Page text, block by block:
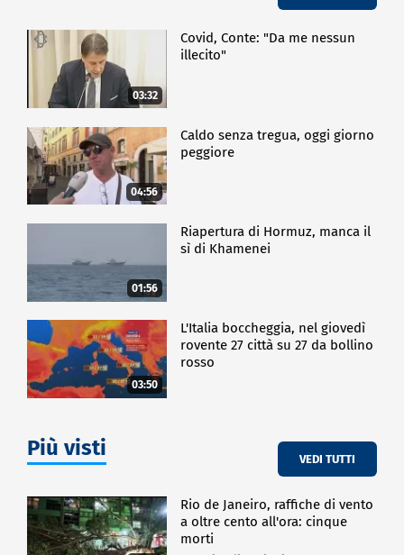
03:32
Covid, Conte: "Da me nessun
illecito"
04:56
Caldo senza tregua, oggi giorno
peggiore
01:56
Riapertura di Hormuz, manca il
sì di Khamenei
03:50
L'Italia boccheggia, nel giovedì
rovente 27 città su 27 da bollino
rosso
Più visti VEDI TUTTI
Rio de Janeiro, raffiche di vento
a oltre cento all'ora: cinque
morti